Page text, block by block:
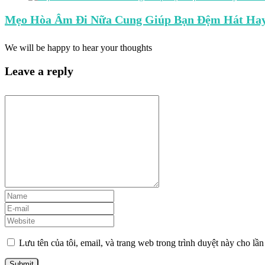
Mẹo Hòa Âm Đi Nữa Cung Giúp Bạn Đệm Hát
We will be happy to hear your thoughts
Leave a reply
Lưu tên của tôi, email, và trang web trong trình duyệt này cho